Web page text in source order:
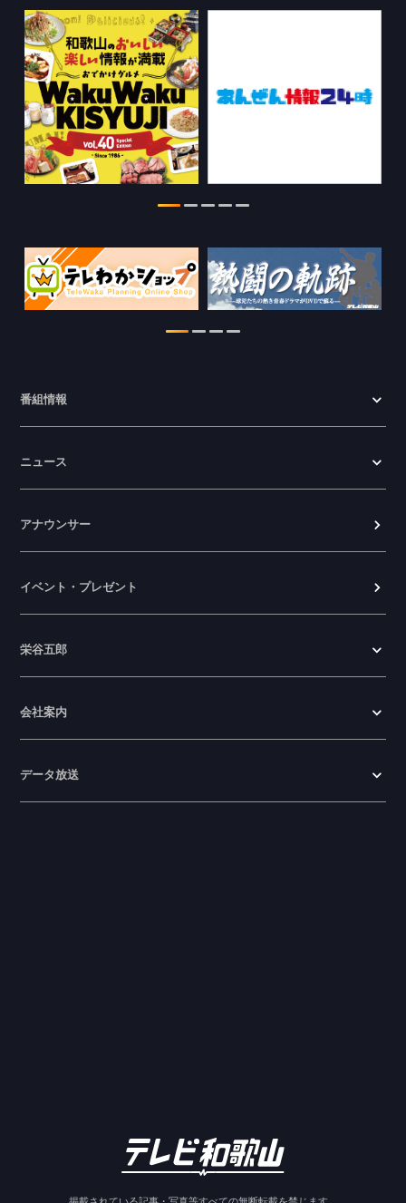
ちゃぶ台おかわりの情報を更新しまし
た。
WTV NEWS6【WAKAYAMA SDGs】の
情報を更新しました。
2026.07.24
WTV NEWS6【ここ押し！】の情報を更
番組情報
ニュース
アナウンサー
イベント・プレゼント
栄谷五郎
会社案内
データ放送